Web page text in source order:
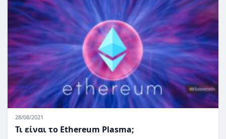
28/08/2021
Τι είναι το Ethereum Plasma;